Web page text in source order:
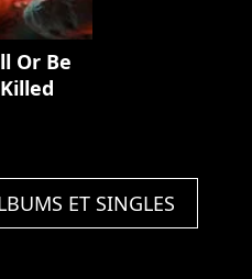
Or Be
Killed
ET SINGLES